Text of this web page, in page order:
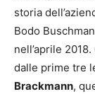
storia
Bodo
nell’aprile
dalle prime tre
Brackmann,